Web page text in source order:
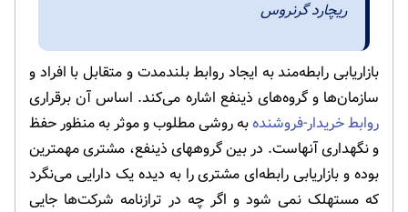
ریچارد گرنروس
بازاریابی رابطه‌مند به ایجاد روابط بلندمدت و متقابل با افراد و
سازمان‌ها و گروه‌های ذینفع اشاره می‌کند. اساس آن برقراری
روابط خریدار-فروشندهبه روشی مطلوب و موثر به منظور حفظ
و نگهداری آنهاست. در بین گروههای ذینفع، مشتری مهمترین
بوده و بازاریابی رابطه‌ای مشتری را به دیده یک دارایی می‌نگرد
که مستهلک نمی شود و اگر چه در ترازنامه شرکت‌ها جایی